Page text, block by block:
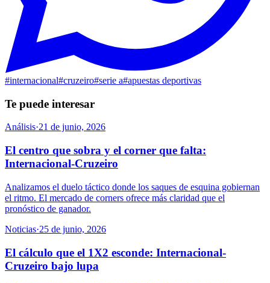
#internacional#cruzeiro#serie a#apuestas deportivas
Te puede interesar
Análisis·21 de junio, 2026
El centro que sobra y el corner que falta:
Internacional-Cruzeiro
Analizamos el duelo táctico donde los saques de esquina gobiernan
el ritmo. El mercado de corners ofrece más claridad que el
pronóstico de ganador.
Noticias·25 de junio, 2026
El cálculo que el 1X2 esconde: Internacional-
Cruzeiro bajo lupa